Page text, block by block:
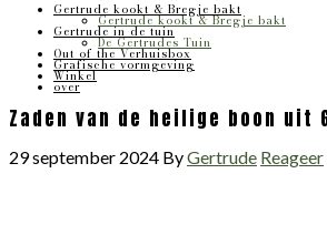
Gertrude kookt & Bregje bakt
Gertrude kookt & Bregje bakt
Gertrude in de tuin
De Gertrudes Tuin
Out of the Verhuisbox
Grafische vormgeving
Winkel
over
Zaden van de heilige boon uit
29 september 2024 ByGertrude Reageer